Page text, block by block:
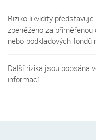
Riziko likvidity
zpeněženo za
nebo podkladových fondů
Další rizika jsou popsána
informací.